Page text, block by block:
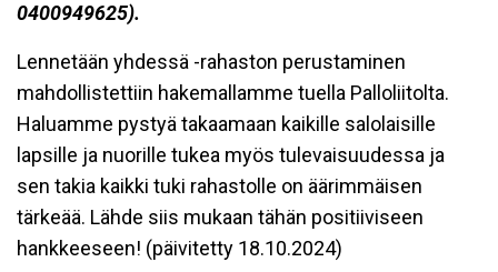
0400949625).
Lennetään yhdessä -rahaston perustaminen
mahdollistettiin hakemallamme tuella Palloliitolta.
Haluamme pystyä takaamaan kaikille salolaisille
lapsille ja nuorille tukea myös tulevaisuudessa ja
sen takia kaikki tuki rahastolle on äärimmäisen
tärkeää. Lähde siis mukaan tähän positiiviseen
hankkeeseen! (päivitetty 18.10.2024)